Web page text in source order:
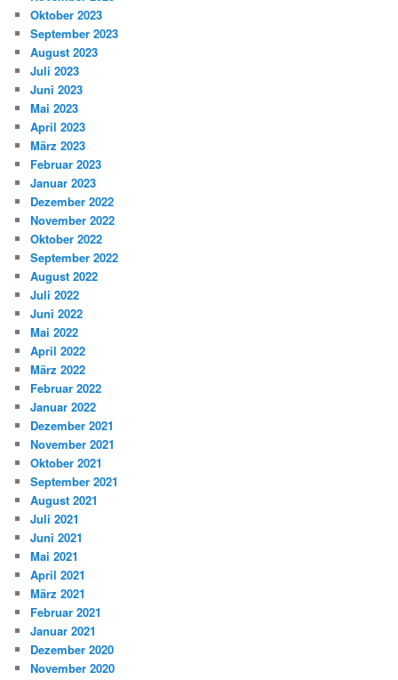
Oktober 2023
September 2023
August 2023
Juli 2023
Juni 2023
Mai 2023
April 2023
März 2023
Februar 2023
Januar 2023
Dezember 2022
November 2022
Oktober 2022
September 2022
August 2022
Juli 2022
Juni 2022
Mai 2022
April 2022
März 2022
Februar 2022
Januar 2022
Dezember 2021
November 2021
Oktober 2021
September 2021
August 2021
Juli 2021
Juni 2021
Mai 2021
April 2021
März 2021
Februar 2021
Januar 2021
Dezember 2020
November 2020